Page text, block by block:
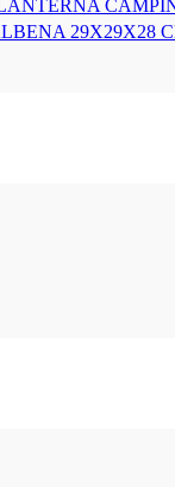
LANTERNA
29X29X28